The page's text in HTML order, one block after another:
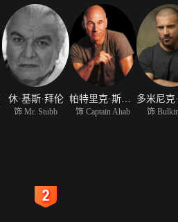
休·基斯·拜伦
饰 Mr. Stubb 饰 Captain Ahab 饰